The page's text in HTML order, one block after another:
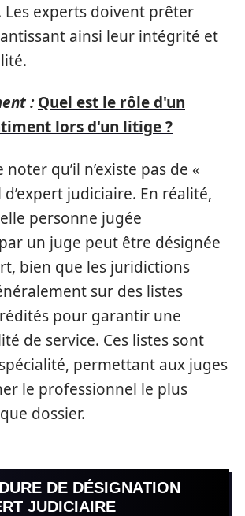
experts doivent prêter
ainsi leur intégrité et
: Quel est le rôle d'un
lors d'un litige ?
qu’il n’existe pas de «
judiciaire. En réalité,
personne jugée
un juge peut être désignée
bien que les juridictions
sur des listes
pour garantir une
de service. Ces listes sont
permettant aux juges
le professionnel le plus
dossier.
DE DÉSIGNATION
JUDICIAIRE